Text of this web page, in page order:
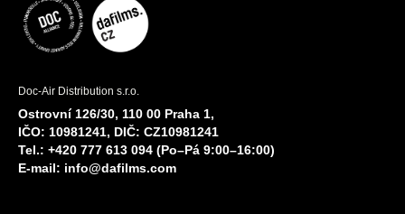
Doc-Air Distribution s.r.o.
Ostrovní 126/30, 110 00 Praha 1,
IČO: 10981241, DIČ: CZ10981241
Tel.: +420 777 613 094 (Po–Pá 9:00–16:00)
E-mail: info@dafilms.com